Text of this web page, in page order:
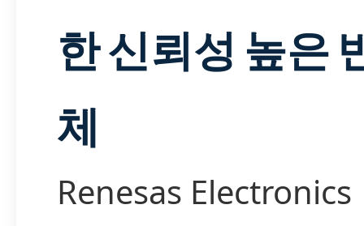
한 신뢰성 높은
체
Renesas Electronics